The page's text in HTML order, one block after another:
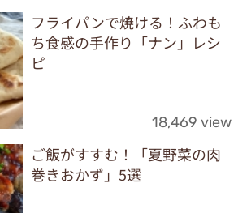
フライパンで焼ける！ふわも
ち食感の手作り「ナン」レシ
ピ
18,469 view
ご飯がすすむ！「夏野菜の肉
巻きおかず」5選